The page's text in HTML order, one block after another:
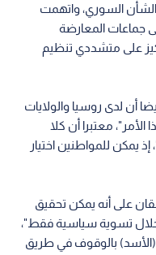
السوري، واتهمت
جماعات المعارضة
على متشددي تنظيم
أن لدى روسيا والولايات
معتبرا أن كلا
إذ يمكن للمواطنين اختيار
على أنه يمكن تحقيق
تسوية سياسية فقط"،
(الأسد) بالوقوف في طريق